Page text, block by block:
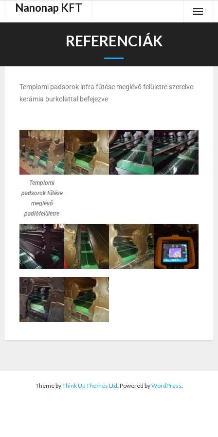
Nanonap KFT
REFERENCIÁK
Templomi padsorok infra fűtése meglévő felületre szerelve
kerámia burkolattal befejezve
Templomi
padsorok fűtése
meglévő
padlófelületre
Theme byThink Up Themes Ltd. Powered byWordPress.